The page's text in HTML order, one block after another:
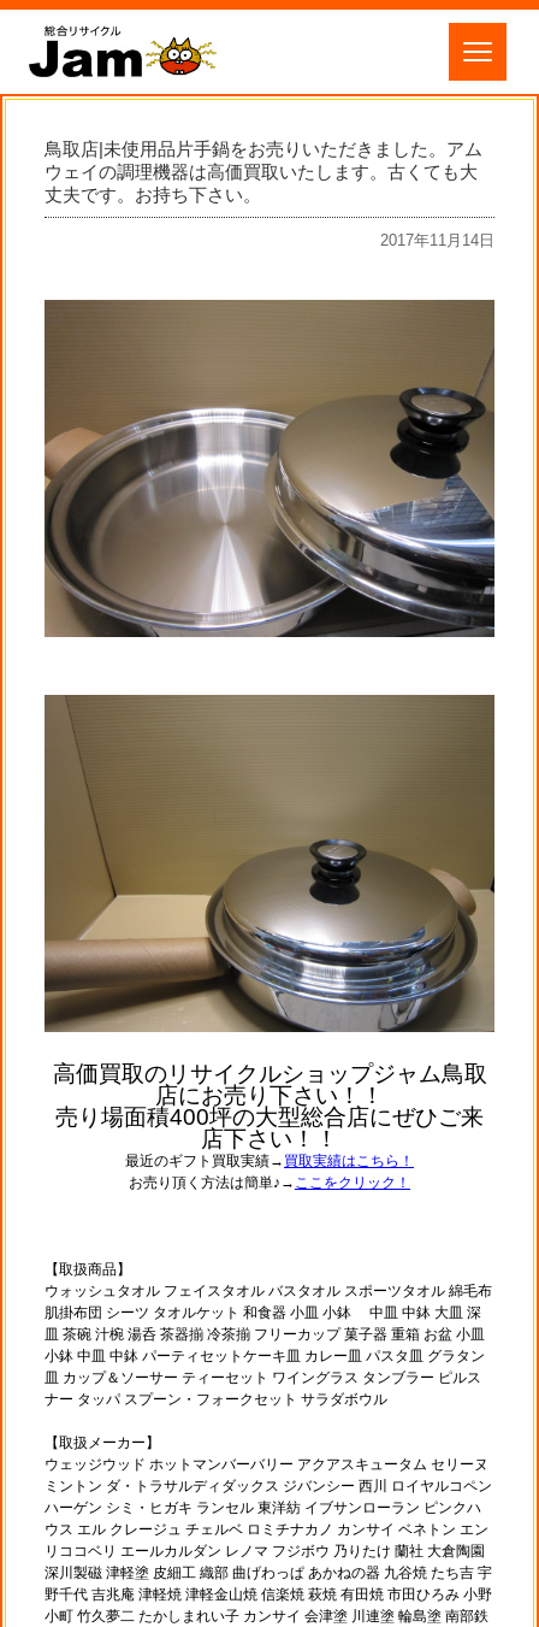
鳥取店|未使用品片手鍋をお売りいただきました。アム
ウェイの調理機器は高価買取いたします。古くても大
丈夫です。お持ち下さい。
2017年11月14日
高価買取のリサイクルショップジャム鳥取
店にお売り下さい！！
売り場面積400坪の大型総合店にぜひご来
店下さい！！
最近のギフト買取実績→ 買取実績はこちら！
お売り頂く方法は簡単♪→ ここをクリック！
【取扱商品】
ウォッシュタオル フェイスタオル バスタオル スポーツタオル 綿毛布
肌掛布団 シーツ タオルケット 和食器 小皿 小鉢 中皿 中鉢 大皿 深
皿 茶碗 汁椀 湯呑 茶器揃 冷茶揃 フリーカップ 菓子器 重箱 お盆 小皿
小鉢 中皿 中鉢 パーティセットケーキ皿 カレー皿 パスタ皿 グラタン
皿 カップ＆ソーサー ティーセット ワイングラス タンブラー ピルス
ナー タッパ スプーン・フォークセット サラダボウル
【取扱メーカー】
ウェッジウッド ホットマンバーバリー アクアスキュータム セリーヌ
ミントン ダ・トラサルディダックス ジバンシー 西川 ロイヤルコペン
ハーゲン シミ・ヒガキ ランセル 東洋紡 イブサンローラン ピンクハ
ウス エル クレージュ チェルベ ロミチナカノ カンサイ ベネトン エン
リココベリ エールカルダン レノマ フジボウ 乃りたけ 蘭社 大倉陶園
深川製磁 津軽塗 皮細工 織部 曲げわっぱ あかねの器 九谷焼 たち吉 宇
野千代 吉兆庵 津軽焼 津軽金山焼 信楽焼 萩焼 有田焼 市田ひろみ 小野
小町 竹久夢二 たかしまれい子 カンサイ 会津塗 川連塗 輪島塗 南部鉄